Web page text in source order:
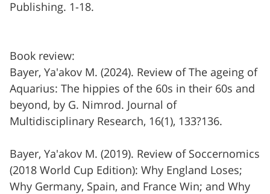
Publishing. 1-18.
Book review:
Bayer, Ya'akov M. (2024). Review of The ageing of
Aquarius: The hippies of the 60s in their 60s and
beyond, by G. Nimrod. Journal of
Multidisciplinary Research, 16(1), 133?136.
Bayer, Ya'akov M. (2019). Review of Soccernomics
(2018 World Cup Edition): Why England Loses;
Why Germany, Spain, and France Win; and Why